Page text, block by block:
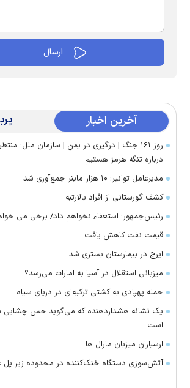
آخرین اخبار
روز ۱۶۱ جنگ | درگیری در یمن | سازمان ملل:
درباره تنگه هرمز هستیم
مدیرعامل توانیر: ۱۰ هزار ماینر جمع‌آوری شد
کشف گورستانی از افراد بالارتبه
رئیس‌جمهور: استعفاء نخواهم داد/ برخی می
قیمت نفت کاهش یافت
ایرج در بیمارستان بستری شد
میزبانی استقلال در آسیا به امارات می‌رسد؟
حمله پهپادی به کشتی ترکیه‌ای در دریای سیاه
یک نشانه هشداردهنده که می‌گوید حس چشایی
است
ارسباران میزبان مارال ها
آتش‌سوزی دستگاه خنک‌کننده در محدوده زیر پل